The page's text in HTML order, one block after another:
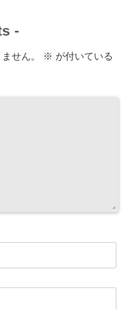
-
せん。 ※ が付いている